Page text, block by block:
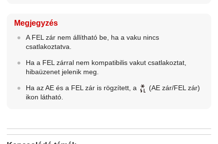
Megjegyzés
A FEL zár nem állítható be, ha a vaku nincs
csatlakoztatva.
Ha a FEL zárral nem kompatibilis vakut csatlakoztat,
hibaüzenet jelenik meg.
Ha az AE és a FEL zár is rögzített, a
(AE zár/FEL zár)
ikon látható.